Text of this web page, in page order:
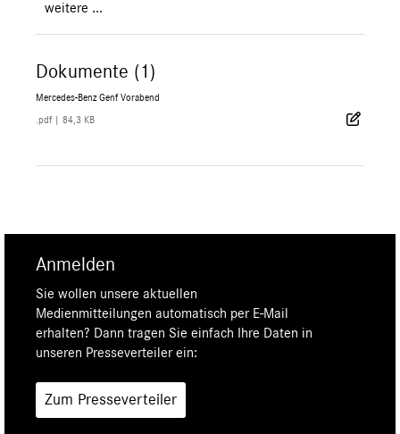
weitere ...
Dokumente (1)
Mercedes-Benz Genf Vorabend
.pdf 84,3 KB
Anmelden
Sie wollen unsere aktuellen
Medienmitteilungen automatisch per E-Mail
erhalten? Dann tragen Sie einfach Ihre Daten in
unseren Presseverteiler ein:
Zum Presseverteiler